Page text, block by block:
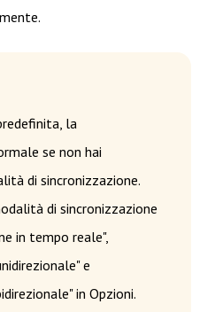
la
se non hai
di sincronizzazione.
di sincronizzazione
in tempo reale",
e
in Opzioni.